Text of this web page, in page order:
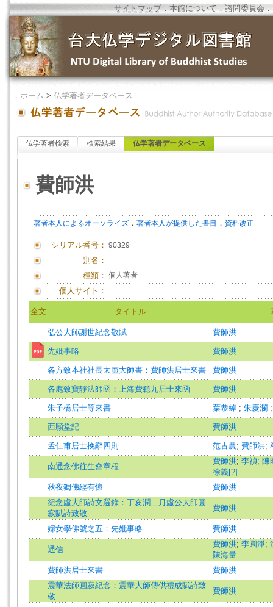
サイトマップ．本館について ．諮問委員会 ．
． ホーム > 仏学著者データベース
仏学著者検索 検索結果 仏学著者データベース
費師洪
著者本人によるオーソライズ ． 著者本人が提供した書目 ． 資料改正
シリアル番号： 90329
別名：
種類： 個人著者
個人サイト：
全文 タイトル
弘公大師謝世紀念敬賦 費師洪
先妣事略 費師洪
各方致本社社長太虛大師書：費師洪居士來書 費師洪
各處致寶靜法師函：上海費範九居士來函 費師洪
朱子橋居士等來書 葉恭綽 ; 朱慶瀾
西願堂記 費師洪
孟仁甫居士挽辭四則 范古農; 費師洪;
南通念佛往生會章程
費師洪; 李禎; 陳
徐義[?]
秋夜獨佛經有懷
費師洪
紀念虛大師詩文選錄：丁亥潤二月虛公大師圓
寂賦詩致敬
費師洪
婦女學佛號之五：先妣事略 費師洪
通信
費師洪; 李圓淨;
陳海量
費師洪居士來書
費師洪
震華法師圓寂紀念：震華大師傳供禮成賦詩致
敬
費師洪